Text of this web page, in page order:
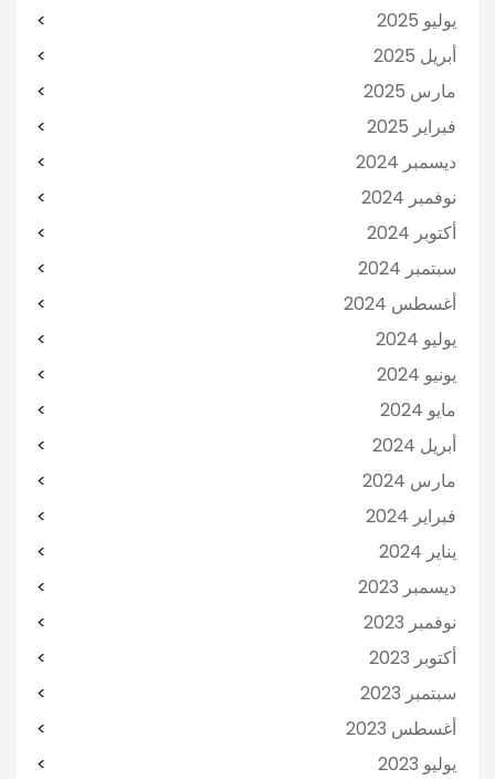
يوليو 2025
أبريل 2025
مارس 2025
فبراير 2025
ديسمبر 2024
نوفمبر 2024
أكتوبر 2024
سبتمبر 2024
أغسطس 2024
يوليو 2024
يونيو 2024
مايو 2024
أبريل 2024
مارس 2024
فبراير 2024
يناير 2024
ديسمبر 2023
نوفمبر 2023
أكتوبر 2023
سبتمبر 2023
أغسطس 2023
يوليو 2023